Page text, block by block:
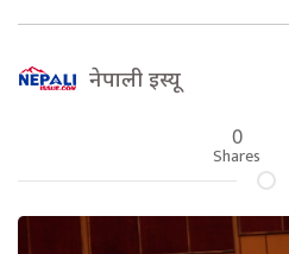
नेपाली इस्यू
0
Shares